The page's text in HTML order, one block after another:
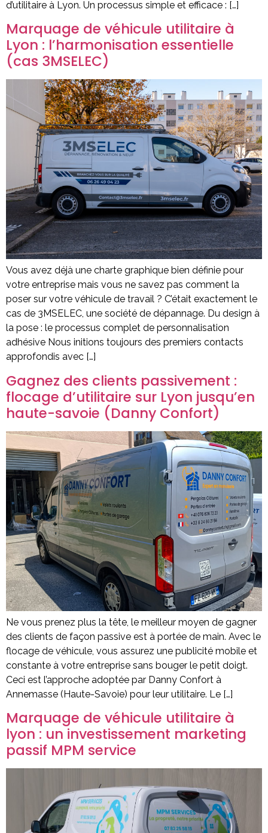
d’utilitaire à Lyon. Un processus simple et efficace : […]
Marquage de véhicule utilitaire à
Lyon : l’harmonisation essentielle
(cas 3MSELEC)
Vous avez déjà une charte graphique bien définie pour
votre entreprise mais vous ne savez pas comment la
poser sur votre véhicule de travail ? C’était exactement le
cas de 3MSELEC, une société de dépannage. Du design à
la pose : le processus complet de personnalisation
adhésive Nous initions toujours des premiers contacts
approfondis avec […]
Gagnez des clients passivement :
flocage d’utilitaire sur Lyon jusqu’en
haute-savoie (Danny Confort)
Ne vous prenez plus la tête, le meilleur moyen de gagner
des clients de façon passive est à portée de main. Avec le
flocage de véhicule, vous assurez une publicité mobile et
constante à votre entreprise sans bouger le petit doigt.
Ceci est l’approche adoptée par Danny Confort à
Annemasse (Haute-Savoie) pour leur utilitaire. Le […]
Marquage de véhicule utilitaire à
lyon : un investissement marketing
passif MPM service